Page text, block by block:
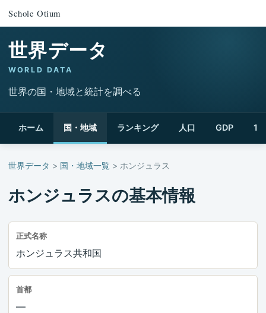
Schole Otium
世界データ
WORLD DATA
世界の国・地域と統計を調べる
ホーム 国・地域 ランキング 人口 GDP 1
世界データ > 国・地域一覧 > ホンジュラス
ホンジュラスの基本情報
正式名称
ホンジュラス共和国
首都
—